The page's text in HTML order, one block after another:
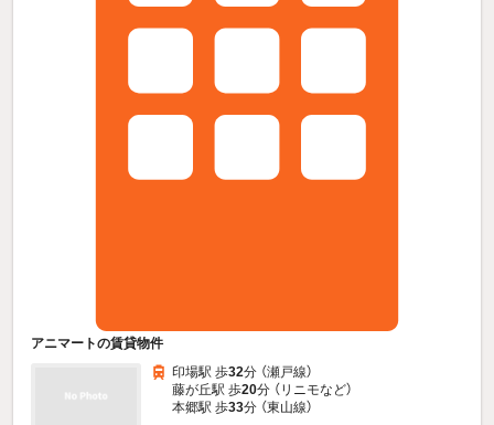
アニマートの賃貸物件
印場駅 歩32分 （瀬戸線）
藤が丘駅 歩20分 （リニモなど）
本郷駅 歩33分 （東山線）